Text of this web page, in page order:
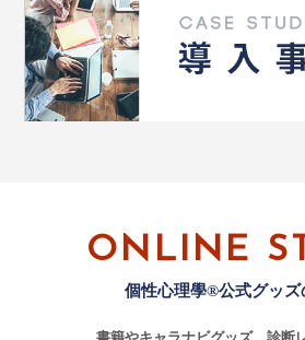
ONLINE
個性心理學®公式グッズ